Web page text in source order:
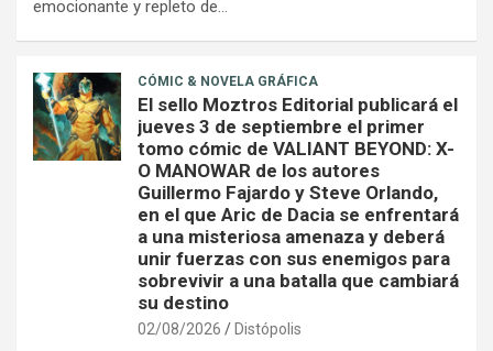
emocionante y repleto de…
CÓMIC & NOVELA GRÁFICA
El sello Moztros Editorial publicará el
jueves 3 de septiembre el primer
tomo cómic de VALIANT BEYOND: X-
O MANOWAR de los autores
Guillermo Fajardo y Steve Orlando,
en el que Aric de Dacia se enfrentará
a una misteriosa amenaza y deberá
unir fuerzas con sus enemigos para
sobrevivir a una batalla que cambiará
su destino
02/08/2026 Distópolis